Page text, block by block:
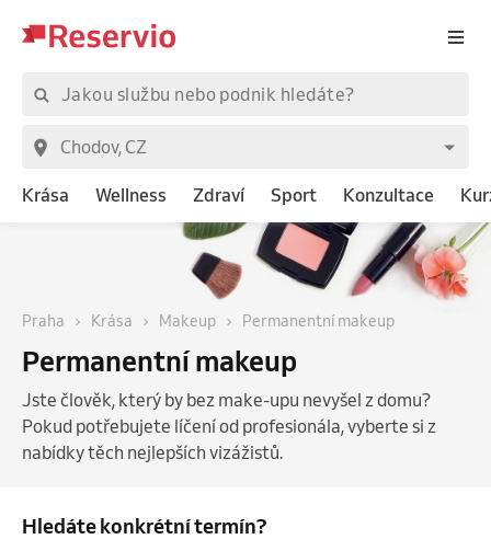
Krása Wellness Zdraví Sport Konzultace
Praha Krása Makeup Permanentní makeup
Permanentní makeup
Jste člověk, který by bez make-upu nevyšel z domu?
Pokud potřebujete líčení od profesionála, vyberte si z
nabídky těch nejlepších vizážistů.
Hledáte konkrétní termín?